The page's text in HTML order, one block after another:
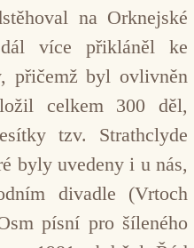
na Orknejské
více přikláněl ke
přičemž byl ovlivněn
celkem 300 děl,
tzv. Strathclyde
byly uvedeny i u nás,
divadle (Vrtoch
písní pro šíleného